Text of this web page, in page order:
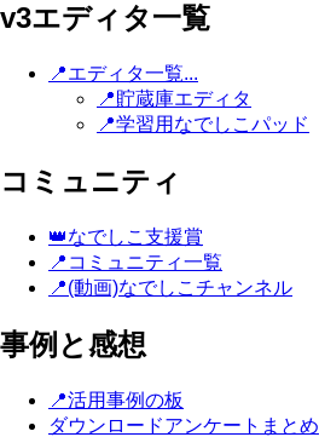
v3エディタ一覧
📍エディタ一覧...
📍貯蔵庫エディタ
📍学習用なでしこパッド
コミュニティ
👑なでしこ支援賞
📍コミュニティ一覧
📍(動画)なでしこチャンネル
事例と感想
📍活用事例の板
ダウンロードアンケートまとめ